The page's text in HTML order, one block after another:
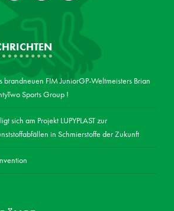
brandneuen FIM JuniorGP-Weltmeisters Brian
Sports Group !
sich am Projekt LUPYPLAST zur
in Schmierstoffe der Zukunft